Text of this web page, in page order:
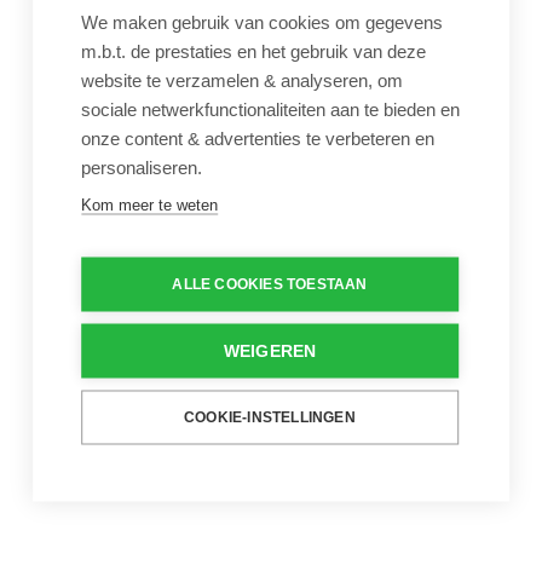
We maken gebruik van cookies om gegevens
m.b.t. de prestaties en het gebruik van deze
website te verzamelen & analyseren, om
sociale netwerkfunctionaliteiten aan te bieden en
onze content & advertenties te verbeteren en
personaliseren.
Kom meer te weten
ALLE COOKIES TOESTAAN
WEIGEREN
COOKIE-INSTELLINGEN